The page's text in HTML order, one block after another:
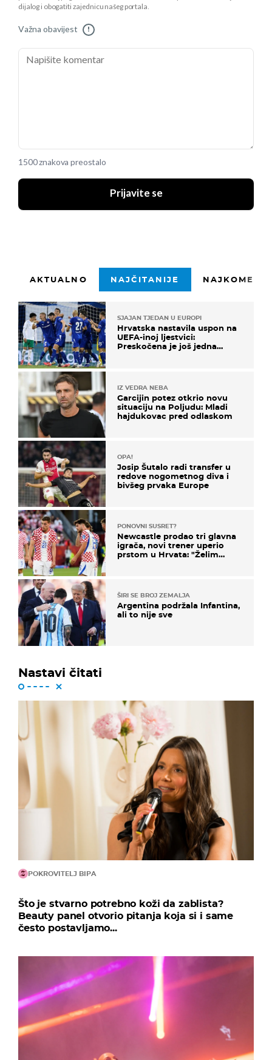
dijalog i obogatiti zajednicu našeg portala.
Važna obavijest !
1500 znakova preostalo
Prijavite se
AKTUALNO NAJČITANIJE
SJAJAN TJEDAN U EUROPI
Hrvatska nastavila uspon na
UEFA-inoj ljestvici:
Preskočena je još jedna
IZ VEDRA NEBA
Garcijin potez otkrio novu
situaciju na Poljudu: Mladi
hajdukovac pred odlaskom
OPA!
Josip Šutalo radi transfer u
redove nogometnog diva i
bivšeg prvaka Europe
PONOVNI SUSRET?
Newcastle prodao tri glavna
igrača, novi trener uperio
prstom u Hrvata: "Želim
ŠIRI SE BROJ ZEMALJA
Argentina podržala Infantina,
ali to nije sve
Nastavi čitati
POKROVITELJ BIPA
Što je stvarno potrebno koži da zablista?
Beauty panel otvorio pitanja koja si i same
često postavljamo...